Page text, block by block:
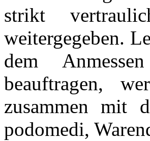
strikt
weitergegeben.
dem
beauftragen,
zusammen mit
podomedi,